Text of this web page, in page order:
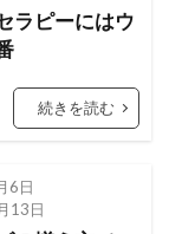
ラピーにはウ
続きを読む
6日
13日